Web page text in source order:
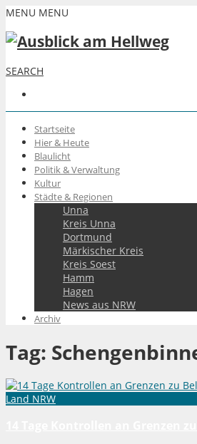
MENU MENU
SEARCH
Startseite
Hier & Heute
Blaulicht
Politik & Verwaltung
Kultur
Städte & Regionen
Unna
Kreis Unna
Dortmund
Märkischer Kreis
Kreis Soest
Hamm
Hagen
News aus NRW
Archiv
Tag:
Land NRW